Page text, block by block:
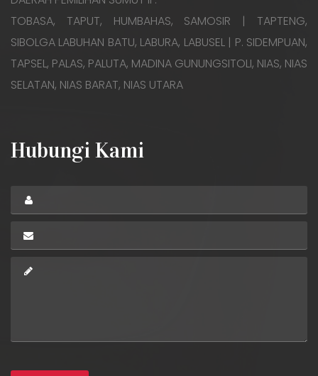
TOBASA, TAPUT, HUMBAHAS, SAMOSIR | TAPTENG,
SIBOLGA LABUHAN BATU, LABURA, LABUSEL | P. SIDEMPUAN,
TAPSEL, PALAS, PALUTA, MADINA GUNUNGSITOLI, NIAS, NIAS
SELATAN, NIAS BARAT, NIAS UTARA
Hubungi Kami